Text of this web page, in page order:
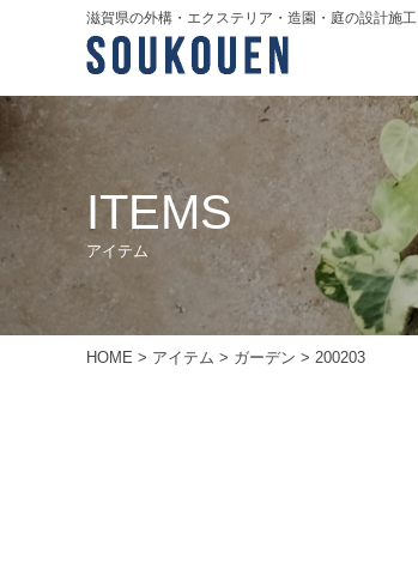
滋賀県の外構・エクステリア・造園・庭の設計施工
ITEMS
アイテム
HOME > アイテム > ガーデン > 200203